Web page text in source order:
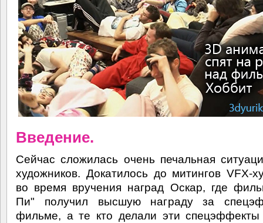
Введение.
Сейчас сложилась очень печальная
художников. Докатилось до митингов VFX-
во время вручения наград Оскар, где
Пи" получил высшую награду за
фильме, а те кто делали эти спецэффекты